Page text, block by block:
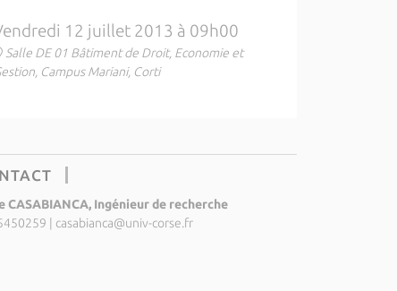
12 juillet 2013 à 09h00
Salle DE 01 Bâtiment de Droit, Economie et
Campus Mariani, Corti
CASABIANCA, Ingénieur de recherche
casabianca@univ-corse.fr